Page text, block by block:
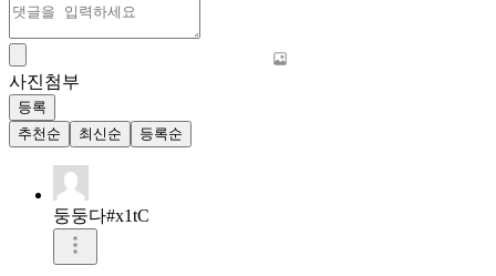
사진첨부
등록
추천순
최신순 등록순
둥둥다#x1tC